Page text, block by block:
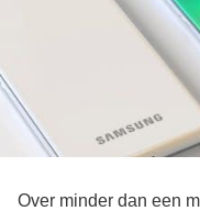
Over minder dan een